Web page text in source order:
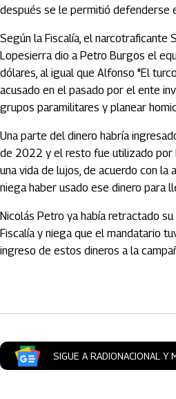
después se le permitió defenderse
Según la Fiscalía, el narcotraficante
Lopesierra dio a Petro Burgos el
dólares, al igual que Alfonso "El
acusado en el pasado por el ente
grupos paramilitares y planear
Una parte del dinero habría
de 2022 y el resto fue utilizado por
una vida de lujos, de acuerdo con la
niega haber usado ese dinero para
Nicolás Petro ya había retractado
Fiscalía y niega que el mandatario
ingreso de estos dineros a la
SIGUE A RADIONACIONAL Y